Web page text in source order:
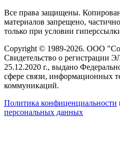
Все права защищены.
материалов запрещено,
только при условии
Copyright © 1989-2026. ООО
Свидетельство о регистрации
25.12.2020 г., выдано
сфере связи, информационных
коммуникаций.
Политика конфиценциальности
персональных данных